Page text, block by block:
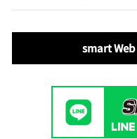
smart Web